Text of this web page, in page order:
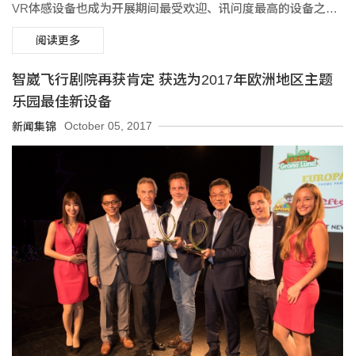
VR体感设备也成为开展期间最受欢迎、讯问度最高的设备之
一。
阅读更多
智崴飞行剧院再获肯定 获选为2017年欧洲地区主题
乐园最佳新设备
新闻集锦 October 05, 2017